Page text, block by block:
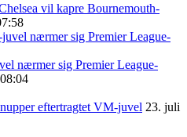
vil kapre Bournemouth-
nærmer sig Premier League-
eftertragtet VM-juvel 23. juli